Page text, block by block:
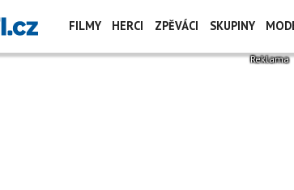
FILMY HERCI ZPĚVÁCI SKUPINY